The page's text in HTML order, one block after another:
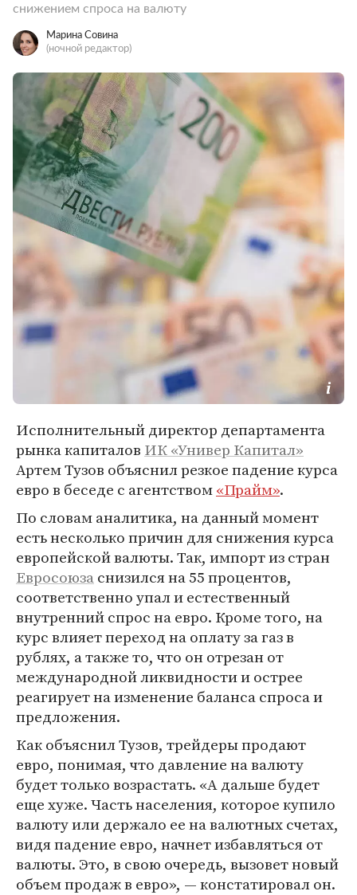
снижением спроса на валюту
Марина Совина
(ночной редактор)
Исполнительный директор департамента
рынка капиталов ИК «Универ Капитал»
Артем Тузов объяснил резкое падение курса
евро в беседе с агентством«Прайм».
По словам аналитика, на данный момент
есть несколько причин для снижения курса
европейской валюты. Так, импорт из стран
Евросоюзаснизился на 55 процентов,
соответственно упал и естественный
внутренний спрос на евро. Кроме того, на
курс влияет переход на оплату за газ в
рублях, а также то, что он отрезан от
международной ликвидности и острее
реагирует на изменение баланса спроса и
предложения.
Как объяснил Тузов, трейдеры продают
евро, понимая, что давление на валюту
будет только возрастать. «А дальше будет
еще хуже. Часть населения, которое купило
валюту или держало ее на валютных счетах,
видя падение евро, начнет избавляться от
валюты. Это, в свою очередь, вызовет новый
объем продаж в евро», — констатировал он.